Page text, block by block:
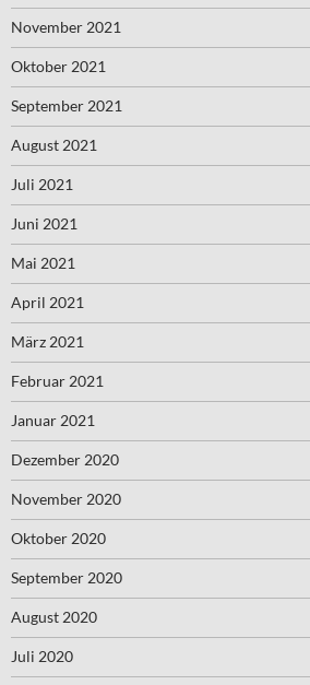
November 2021
Oktober 2021
September 2021
August 2021
Juli 2021
Juni 2021
Mai 2021
April 2021
März 2021
Februar 2021
Januar 2021
Dezember 2020
November 2020
Oktober 2020
September 2020
August 2020
Juli 2020